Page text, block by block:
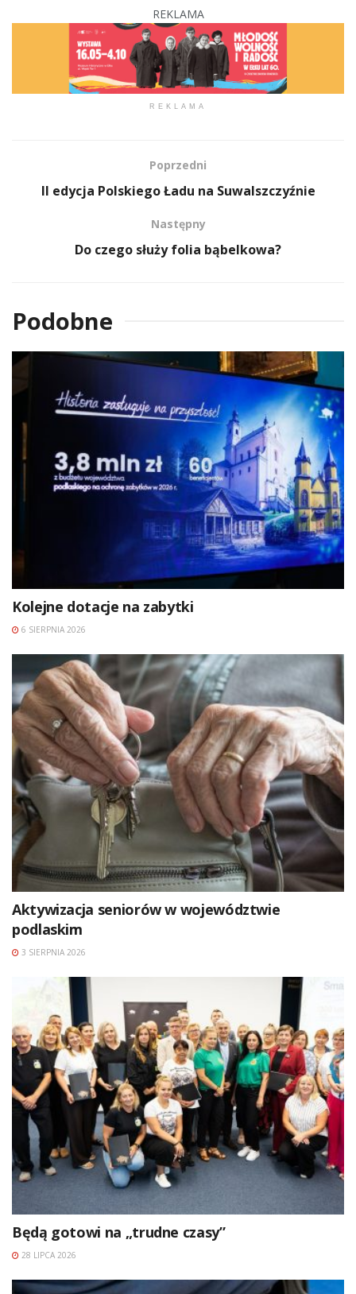
REKLAMA
REKLAMA
Poprzedni
II edycja Polskiego Ładu na Suwalszczyźnie
Następny
Do czego służy folia bąbelkowa?
Podobne
Kolejne dotacje na zabytki
6 SIERPNIA 2026
Aktywizacja seniorów w województwie
podlaskim
3 SIERPNIA 2026
Będą gotowi na „trudne czasy”
28 LIPCA 2026